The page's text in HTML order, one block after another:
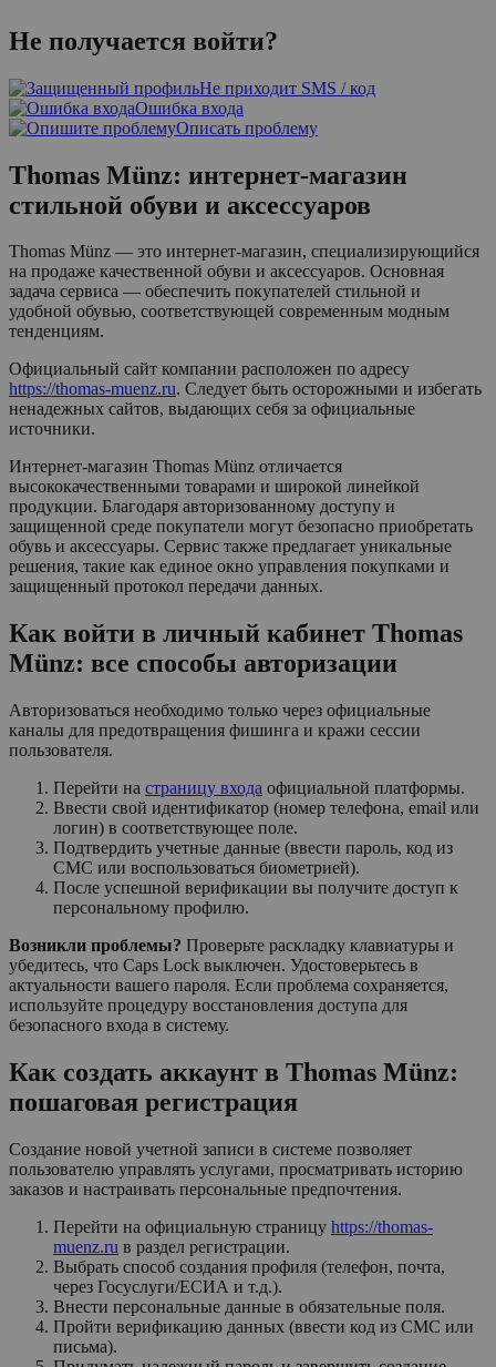
Не получается войти?
Не приходит SMS / код
Ошибка входа
Описать проблему
Thomas Münz: интернет-магазин
стильной обуви и аксессуаров
Thomas Münz — это интернет-магазин, специализирующийся
на продаже качественной обуви и аксессуаров. Основная
задача сервиса — обеспечить покупателей стильной и
удобной обувью, соответствующей современным модным
тенденциям.
Официальный сайт компании расположен по адресу
https://thomas-muenz.ru. Следует быть осторожными и избегать
ненадежных сайтов, выдающих себя за официальные
источники.
Интернет-магазин Thomas Münz отличается
высококачественными товарами и широкой линейкой
продукции. Благодаря авторизованному доступу и
защищенной среде покупатели могут безопасно приобретать
обувь и аксессуары. Сервис также предлагает уникальные
решения, такие как единое окно управления покупками и
защищенный протокол передачи данных.
Как войти в личный кабинет Thomas
Münz: все способы авторизации
Авторизоваться необходимо только через официальные
каналы для предотвращения фишинга и кражи сессии
пользователя.
Перейти на страницу входа официальной платформы.
Ввести свой идентификатор (номер телефона, email или
логин) в соответствующее поле.
Подтвердить учетные данные (ввести пароль, код из
СМС или воспользоваться биометрией).
После успешной верификации вы получите доступ к
персональному профилю.
Возникли проблемы? Проверьте раскладку клавиатуры и
убедитесь, что Caps Lock выключен. Удостоверьтесь в
актуальности вашего пароля. Если проблема сохраняется,
используйте процедуру восстановления доступа для
безопасного входа в систему.
Как создать аккаунт в Thomas Münz:
пошаговая регистрация
Создание новой учетной записи в системе позволяет
пользователю управлять услугами, просматривать историю
заказов и настраивать персональные предпочтения.
Перейти на официальную страницу https://thomas-
muenz.ru в раздел регистрации.
Выбрать способ создания профиля (телефон, почта,
через Госуслуги/ЕСИА и т.д.).
Внести персональные данные в обязательные поля.
Пройти верификацию данных (ввести код из СМС или
письма).